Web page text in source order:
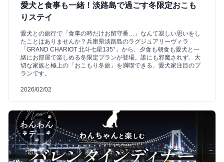
愛犬と食事も一緒！淡路島で過ごす冬限定おこも
りステイ
愛犬との旅行で「食事の時だけお留守番…」なんて寂しい思いをし
たことはありませんか？兵庫県淡路島のラグジュアリーヴィラ
「GRAND CHARIOT 北斗七星135°」から、夕食も朝食も愛犬と一
緒にお部屋で楽しめる冬限定プランが登場。誰にも邪魔されず、大
切な家族と極上の「おこもり冬旅」を満喫できる、愛犬家注目のプ
ランです。
2026/02/02